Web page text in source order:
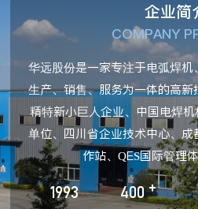
企业简
COMPANY
华远股份是一家专注于电弧焊机
生产、销售、服务为一体的高
精特新小巨人企业、中国电焊
单位、四川省企业技术中心、
作站、QES国际管理
1993 400 +